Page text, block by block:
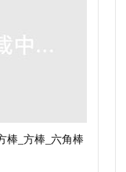
棒_方棒_六角棒